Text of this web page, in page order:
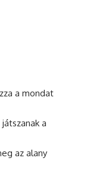
a mondat
a
az alany